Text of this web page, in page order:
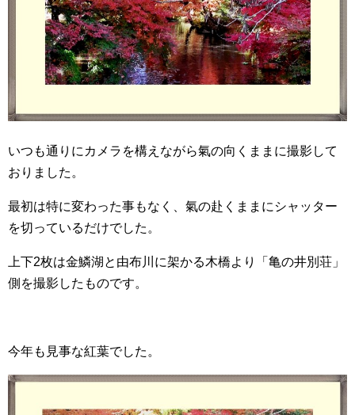
いつも通りにカメラを構えながら氣の向くままに撮影して
おりました。
最初は特に変わった事もなく、氣の赴くままにシャッター
を切っているだけでした。
上下2枚は金鱗湖と由布川に架かる木橋より「亀の井別荘」
側を撮影したものです。
今年も見事な紅葉でした。